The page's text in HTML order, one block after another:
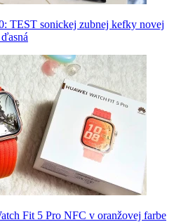
TEST sonickej zubnej kefky novej
Fit 5 Pro NFC v oranžovej farbe